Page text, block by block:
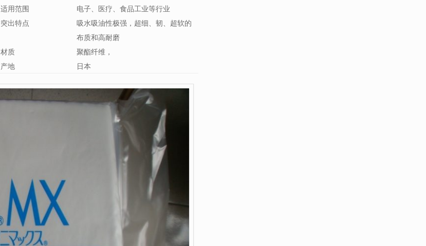
适用范围
电子、医疗、食品工业等行业
突出特点
吸水吸油性极强，超细、韧、超软的
布质和高耐磨
材质
聚酯纤维，
产地 日本